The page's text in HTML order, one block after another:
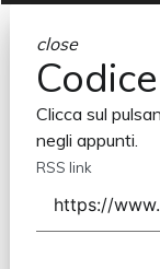
close
Clicca sul
negli appunti.
RSS link